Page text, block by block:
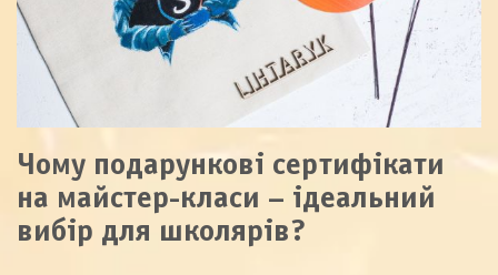
Чому подарункові сертифікати
на майстер-класи – ідеальний
вибір для школярів?